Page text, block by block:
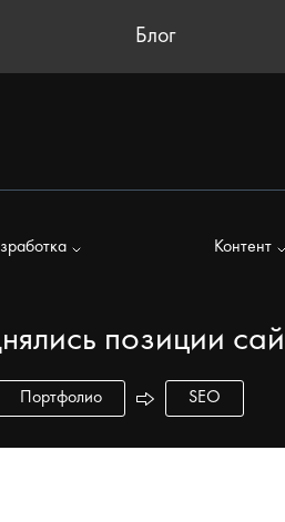
Блог
Контент
позиции
Портфолио SEO